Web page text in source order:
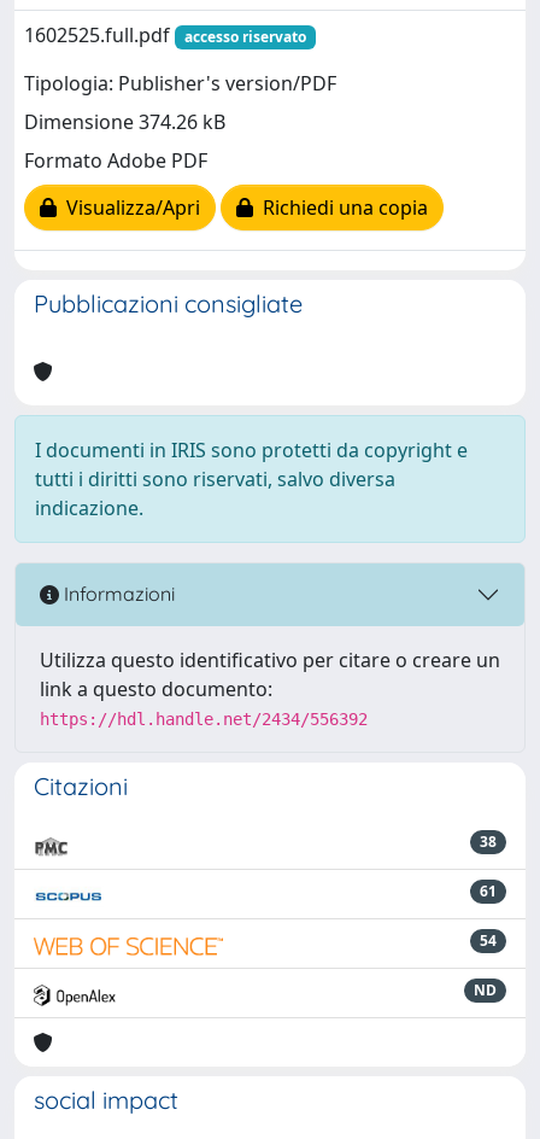
1602525.full.pdf
accesso riservato
Tipologia: Publisher's version/PDF
Dimensione 374.26 kB
Formato Adobe PDF
Visualizza/Apri
Richiedi una copia
Pubblicazioni consigliate
I documenti in IRIS sono protetti da copyright e
tutti i diritti sono riservati, salvo diversa
indicazione.
Informazioni
Utilizza questo identificativo per citare o creare un
link a questo documento:
https://hdl.handle.net/2434/556392
Citazioni
38
61
54
ND
social impact